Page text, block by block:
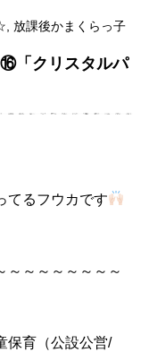
放課後かまくらっ子
「クリスタルパ
てるフウカです
～～～～～～～～
保育（公設公営/